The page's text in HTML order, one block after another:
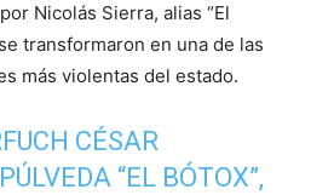
Nicolás Sierra, alias “El
transformaron en una de las
más violentas del estado.
CÉSAR
“EL BÓTOX”,